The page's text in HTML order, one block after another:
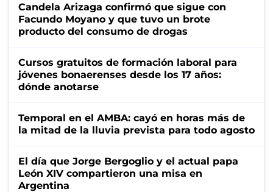
Candela Arizaga confirmó que sigue con
Facundo Moyano y que tuvo un brote
producto del consumo de drogas
Cursos gratuitos de formación laboral para
jóvenes bonaerenses desde los 17 años:
dónde anotarse
Temporal en el AMBA: cayó en horas más de
la mitad de la lluvia prevista para todo agosto
El día que Jorge Bergoglio y el actual papa
León XIV compartieron una misa en
Argentina